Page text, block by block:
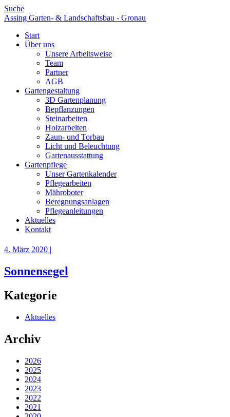
Suche
Assing Garten- & Landschaftsbau - Gronau
Start
Über uns
Unsere Arbeitsweise
Team
Partner
AGB
Gartengestaltung
3D Gartenplanung
Bepflanzungen
Steinarbeiten
Holzarbeiten
Zaun- und Torbau
Licht und Beleuchtung
Gartenausstattung
Gartenpflege
Unser Gartenkalender
Pflegearbeiten
Mähroboter
Beregnungsanlagen
Pflegeanleitungen
Aktuelles
Kontakt
4. März 2020 |
Sonnensegel
Kategorie
Aktuelles
Archiv
2026
2025
2024
2023
2022
2021